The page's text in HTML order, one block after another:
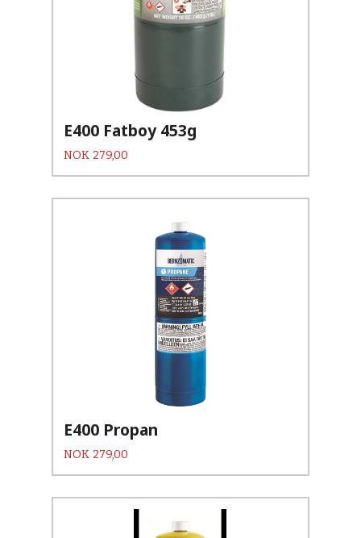
E400 Fatboy 453g
Pris
NOK 279,00
E400 Propan
Pris
NOK 279,00